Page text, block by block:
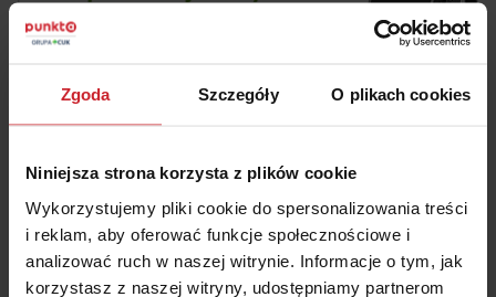
Zgoda Szczegóły O plikach cookies
Niniejsza strona korzysta z plików cookie
Wykorzystujemy pliki cookie do spersonalizowania treści
i reklam, aby oferować funkcje społecznościowe i
analizować ruch w naszej witrynie. Informacje o tym, jak
korzystasz z naszej witryny, udostępniamy partnerom
Podsumowanie